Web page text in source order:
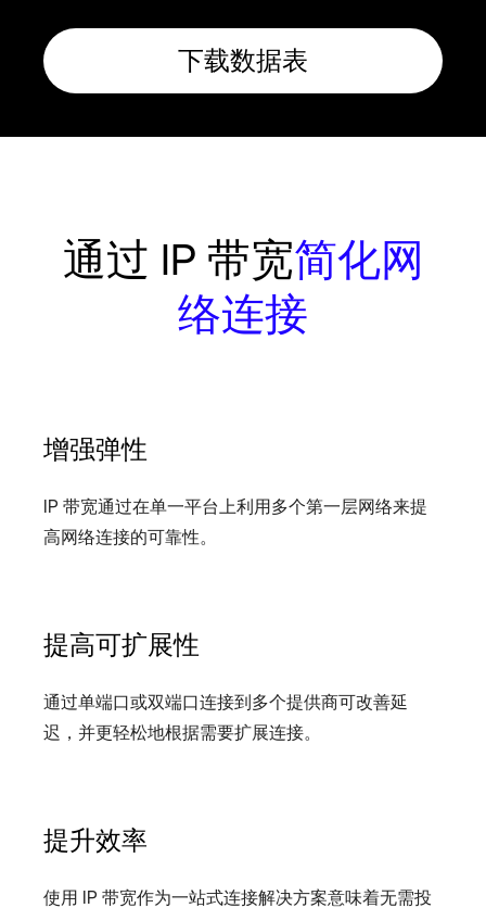
下载数据表
通过 IP 带宽简化网
络连接
增强弹性
IP 带宽通过在单一平台上利用多个第一层网络来提
高网络连接的可靠性。
提高可扩展性
通过单端口或双端口连接到多个提供商可改善延
迟，并更轻松地根据需要扩展连接。
提升效率
使用 IP 带宽作为一站式连接解决方案意味着无需投